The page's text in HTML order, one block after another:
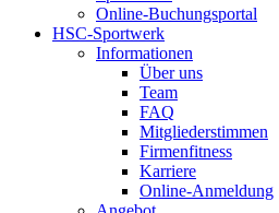
Online-Buchungsportal
HSC-Sportwerk
Informationen
Über uns
Team
FAQ
Mitgliederstimmen
Firmenfitness
Karriere
Online-Anmeldung